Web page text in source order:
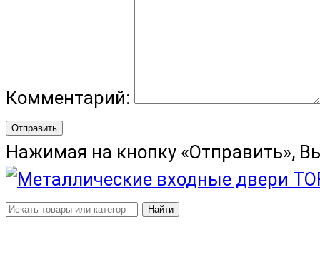
Комментарий:
Отправить
Нажимая на кнопку «Отправить»,
Найти